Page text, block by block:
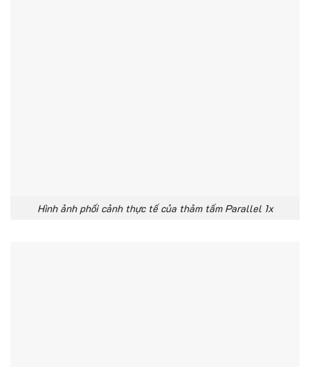
Hình ảnh phối cảnh thực tế của thảm tấm Parallel 1x